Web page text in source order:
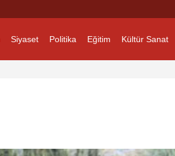
Siyaset Politika Eğitim Kültür Sanat